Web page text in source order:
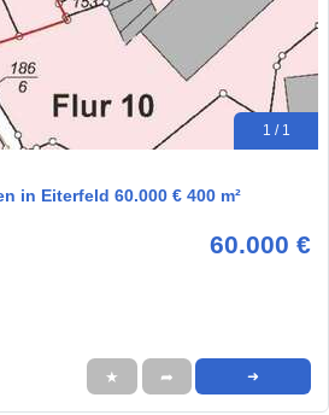
1 / 1
in Eiterfeld 60.000 € 400 m²
60.000 €
★ ➦ ➜